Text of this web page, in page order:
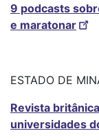
9 podcasts
e maratonar
ESTADO DE
Revista
universidades